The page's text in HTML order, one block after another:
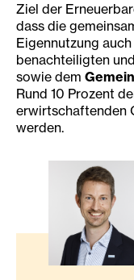
Ziel der
dass die
Eigennutzung auch
benachteiligten
sowie dem
Rund 10 Prozent
erwirtschaftenden
werden.